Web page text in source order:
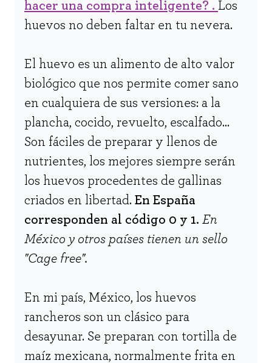
hacer una compra inteligente? . Los
huevos no deben faltar en tu nevera.
El huevo es un alimento de alto valor
biológico que nos permite comer sano
en cualquiera de sus versiones: a la
plancha, cocido, revuelto, escalfado...
Son fáciles de preparar y llenos de
nutrientes, los mejores siempre serán
los huevos procedentes de gallinas
criados en libertad. En España
corresponden al código 0 y 1. En
México y otros países tienen un sello
"Cage free".
En mi país, México, los huevos
rancheros son un clásico para
desayunar. Se preparan con tortilla de
maíz mexicana, normalmente frita en